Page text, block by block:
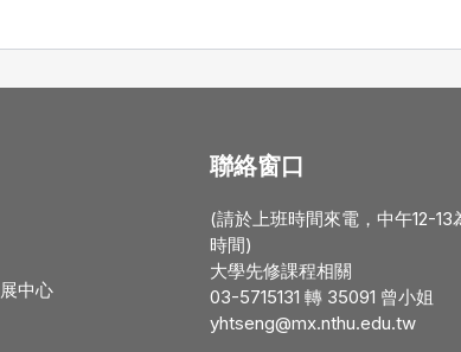
中心
聯絡窗口
(請於上班時間來電，中午12-13
時間)
大學先修課程相關
03-5715131 轉 35091 曾小姐
yhtseng@mx.nthu.edu.tw